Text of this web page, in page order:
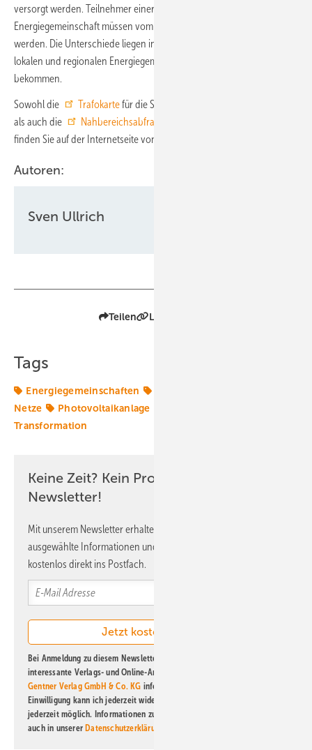
versorgt werden. Teilnehmer einer regionalen Erneuerbaren
Energiegemeinschaft müssen vom gleichen Umspannwerk versorgt
werden. Die Unterschiede liegen in der Höhe des Rabatts, den die
lokalen und regionalen Energiegemeinschaften bei den Netzgebühren
bekommen.
Sowohl die Trafokartefür die Suche nach freien Netzanschlüssen
als auch die
Nahbereichsabfrage
finden Sie auf der Internetseite von Netz NÖ.
Autoren:
Sven Ullrich
Teilen Link kopieren
Tags
Energiegemeinschaften
Netze
Photovoltaikanlage
Transformation
Keine Zeit? Kein Problem mit dem ERE
Newsletter!
Mit unserem Newsletter erhalten Sie regelmäßig von uns
ausgewählte Informationen und Neuigkeiten, gebündelt und
kostenlos direkt ins Postfach.
Bei Anmeldung zu diesem Newsletter bin ich damit einverstanden, über
interessante Verlags- und Online-Angebote
Gentner Verlag GmbH & Co. KG informiert zu werden. Diese
Einwilligung kann ich jederzeit widerrufen und eine Abmeldung ist
jederzeit möglich. Informationen zum Umgang mit Daten finden Sie
auch in unsererDatenschutzerklärung